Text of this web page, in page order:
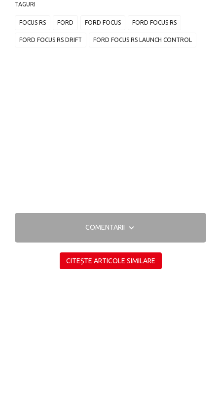
TAGURI
FOCUS RS FORD FORD FOCUS FORD FOCUS RS
FORD FOCUS RS DRIFT FORD FOCUS RS LAUNCH CONTROL
COMENTARII
CITEȘTE ARTICOLE SIMILARE